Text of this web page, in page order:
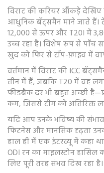
विराट की करियर आँकड़े
आधुनिक बॅट्समैन माने जाते हैं।
12,000 से ऊपर और T20I में
उच्च रहा है। विशेष रूप से पाँच
खुद को फिर से टॉप-फ़ाइव में
वर्तमान में विराट की ICC
तीन में हैं, जबकि T20 में वह
फीडबैक दर भी बहुत अच्छी
कम, जिससे टीम को अतिरिक्त
यदि आप उनके भविष्य की
फिटनेस और मानसिक दृढ़ता
हाल ही में एक इंटरव्यू में कहा
ODI रन का माइलस्टोन
लिए पूरी तरह संभव दिख रहा है।